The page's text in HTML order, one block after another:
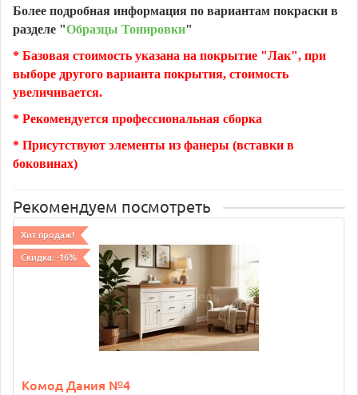
Более подробная информация по вариантам покраски в
разделе "Образцы Тонировки"
* Базовая стоимость указана на покрытие "Лак", при
выборе другого варианта покрытия, стоимость
увеличивается.
* Рекомендуется профессиональная сборка
* Присутствуют элементы из фанеры (вставки в
боковинах)
Рекомендуем посмотреть
Хит продаж!
Скидка: -16%
Комод Дания №4